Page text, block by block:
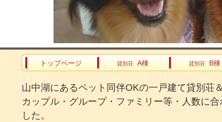
山中湖にあるペット同伴OKの一戸建て貸別荘
カップル・グループ・ファミリー等・人数に
した。
トップページ 貸別荘 A棟 貸別荘 B棟